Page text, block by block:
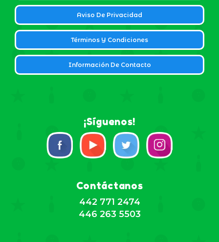
Aviso De Privacidad
Términos Y Condiciones
Información De Contacto
¡Síguenos!
Contáctanos
442 771 2474
446 263 5503